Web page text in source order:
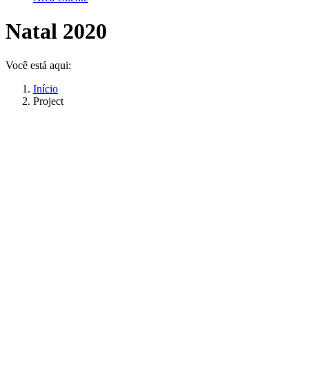
Natal 2020
Você está aqui:
Início
Project